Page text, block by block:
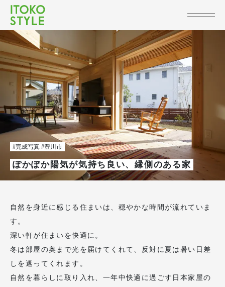
#完成写真 #豊川市
ぽかぽか陽気が気持ち良い、縁側のある家
自然を身近に感じる住まいは、穏やかな時間が流れていま
す。
深い軒が住まいを快適に。
冬は部屋の奥まで光を届けてくれて、反対に夏は暑い日差
しを遮ってくれます。
自然を暮らしに取り入れ、一年中快適に過ごす日本家屋の